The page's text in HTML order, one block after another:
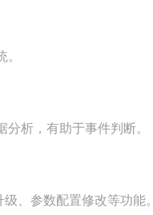
析，有助于事件判断。
、参数配置修改等功能。